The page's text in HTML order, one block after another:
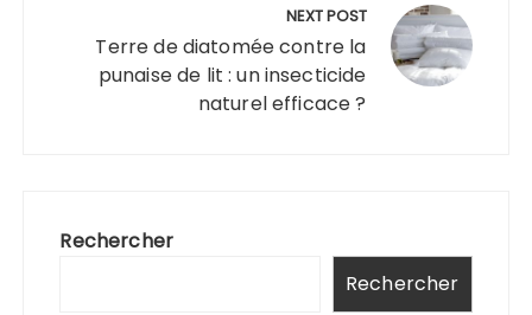
NEXT POST
Terre de diatomée contre la
punaise de lit : un insecticide
naturel efficace ?
Rechercher
Rechercher